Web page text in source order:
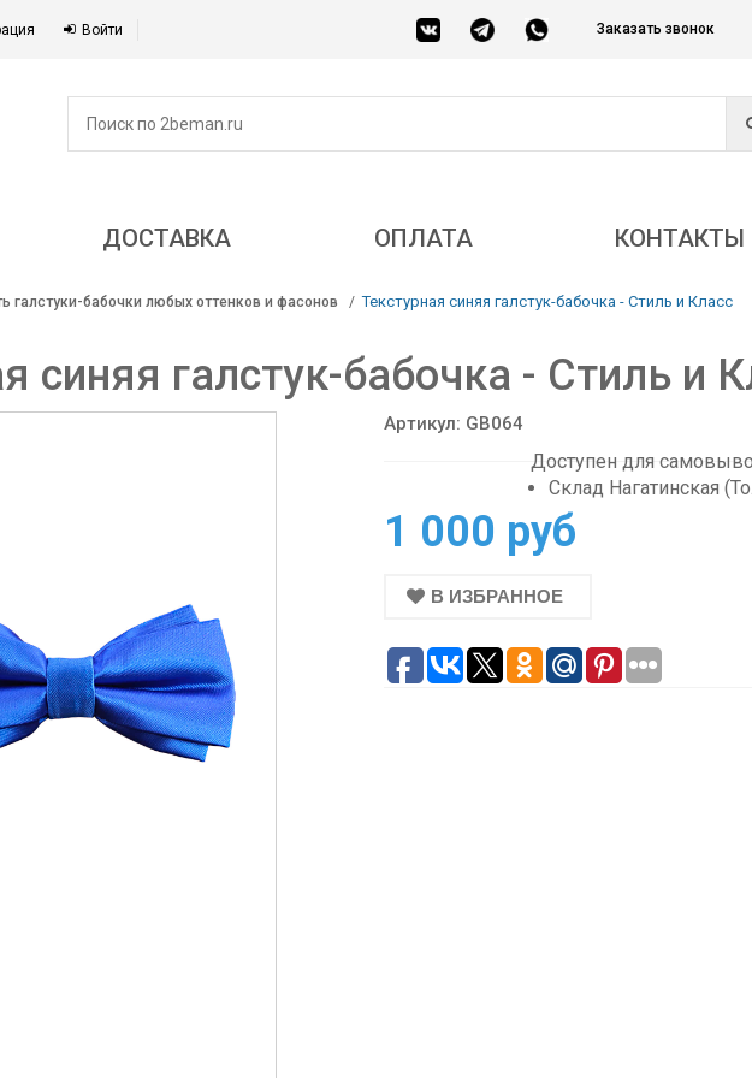
Войти Заказать звонок
ДОСТАВКА ОПЛАТА КОНТАКТЫ
галстуки-бабочки любых оттенков и фасонов Текстурная синяя галстук-бабочка - Стиль и Класс
синяя галстук-бабочка - Стиль и
Артикул: GB064
Доступен для
Склад Нагатинская
1 000 руб
В ИЗБРАННОЕ